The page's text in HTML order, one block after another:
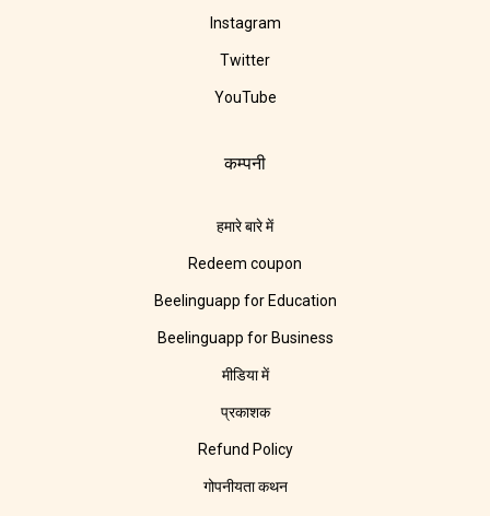
Instagram
Twitter
YouTube
कम्पनी
हमारे बारे में
Redeem coupon
Beelinguapp for Education
Beelinguapp for Business
मीडिया में
प्रकाशक
Refund Policy
गोपनीयता कथन